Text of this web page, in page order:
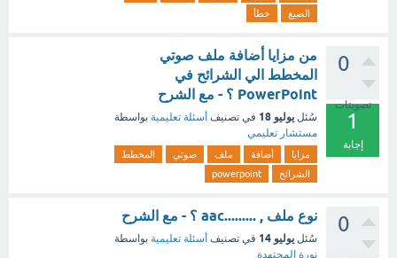
الصيغ
خطأ
0
تصويتات
1
إجابة
من مزايا أضافة ملف صوتي
المخطط الي الشرائح في
PowerPoint ؟ - مع الشرح
سُئل يوليو 18 في تصنيف أسئلة تعليمية بواسطة
مستشار تعليمي
مزايا أضافة ملف صوتي
المخطط
الشرائح
powerpoint
0 نوع ملف , .........aac ؟ - مع الشرح
سُئل يوليو 14 في تصنيف أسئلة تعليمية بواسطة
نورة المجتهدة